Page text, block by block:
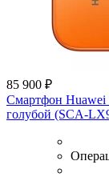
85 900 ₽
Смартфон Huawei
голубой (SCA-